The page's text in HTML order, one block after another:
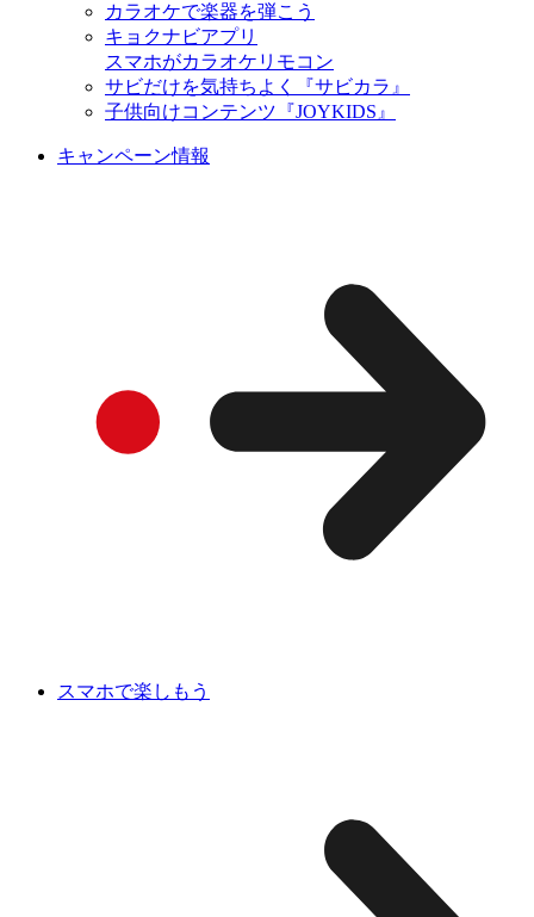
カラオケで楽器を弾こう
キョクナビアプリ
スマホがカラオケリモコン
サビだけを気持ちよく『サビカラ』
子供向けコンテンツ『JOYKIDS』
キャンペーン情報
スマホで楽しもう